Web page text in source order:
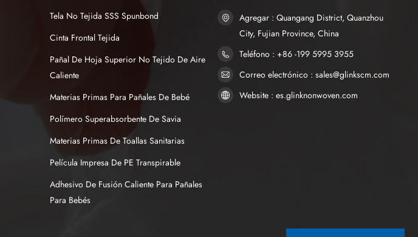
Tela No Tejida SSS Spunbond
Cinta Frontal Tejida
Pañal De Hoja Superior No Tejido De Aire
Caliente
Materias Primas Para Pañales De Bebé
Polímero Superabsorbente De Savia
Materias Primas De Toallas Sanitarias
Película Impresa De PE Transpirable
Adhesivo De Fusión Caliente Para Pañales
Para Bebés
Agregar : Quangang District, Quanzhou
City, Fujian Province, China
Teléfono : +86 -199 5995 3955
Correo electrónico : sales@glinkscm.com
Website : es.glinknonwoven.com